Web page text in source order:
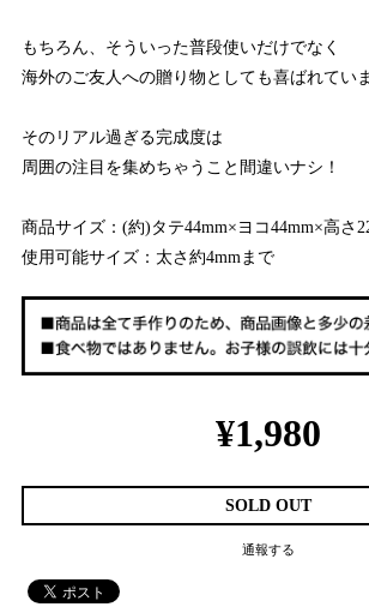
もちろん、そういった普段使いだけでなく
海外のご友人への贈り物としても喜ばれていま
そのリアル過ぎる完成度は
周囲の注目を集めちゃうこと間違いナシ！
商品サイズ：(約)タテ44mm×ヨコ44mm×高さ
使用可能サイズ：太さ約4mmまで
¥1,980
SOLD OUT
通報する